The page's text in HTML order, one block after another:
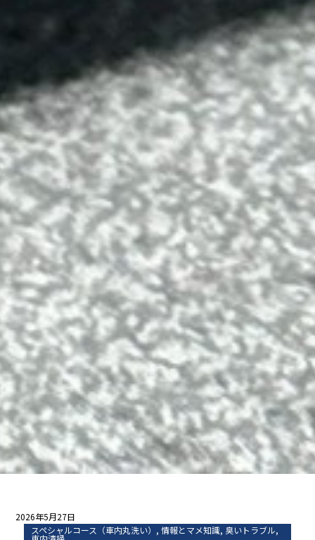
2026年5月27日
スペシャルコース（車内丸洗い） ,情報とマメ知識, 臭いトラブル,